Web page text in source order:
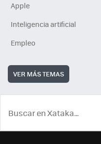
Apple
Inteligencia artificial
Empleo
VER MÁS TEMAS